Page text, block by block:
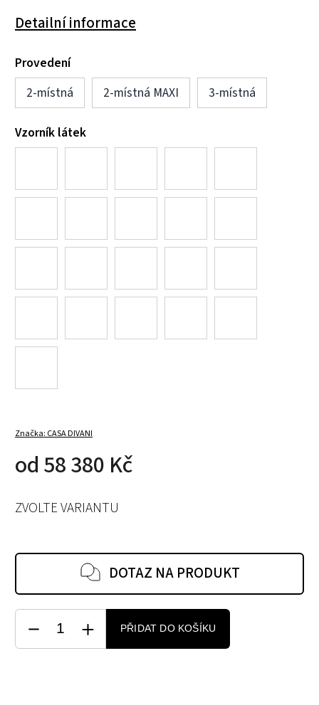
Detailní informace
Provedení
2-místná
2-místná MAXI 3-místná
Vzorník látek
Značka: CASA DIVANI
od58 380 Kč
ZVOLTE VARIANTU
DOTAZ NA PRODUKT
PŘIDAT DO KOŠÍKU